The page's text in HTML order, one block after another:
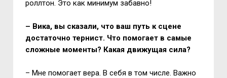
роллтон. Это как минимум забавно!
– Вика, вы сказали, что ваш путь к сцене
достаточно тернист. Что помогает в самые
сложные моменты? Какая движущая сила?
– Мне помогает вера. В себя в том числе. Важно